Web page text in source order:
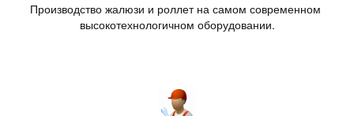
Производство жалюзи и роллет на самом современном
высокотехнологичном оборудовании.